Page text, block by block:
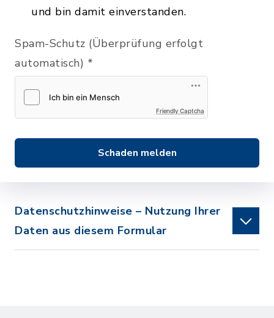
und bin damit einverstanden.
Spam-Schutz (Überprüfung erfolgt
automatisch) *
Friendly Captcha
Schaden melden
Datenschutzhinweise – Nutzung Ihrer
Daten aus diesem Formular